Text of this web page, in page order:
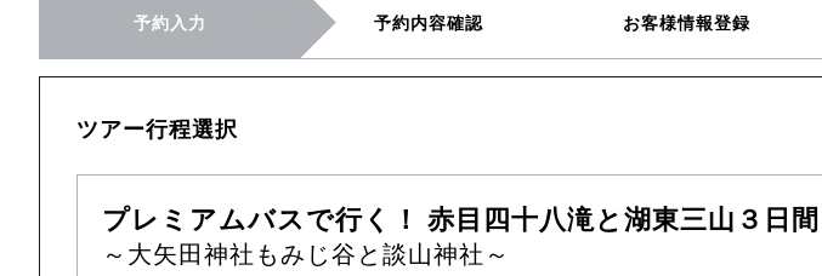
予約入力 予約内容確認 お客様情報登録
ツアー行程選択
プレミアムバスで行く！ 赤目四十八滝と湖東三山３日間
～大矢田神社もみじ谷と談山神社～